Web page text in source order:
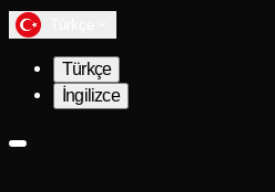
Türkçe
İngilizce